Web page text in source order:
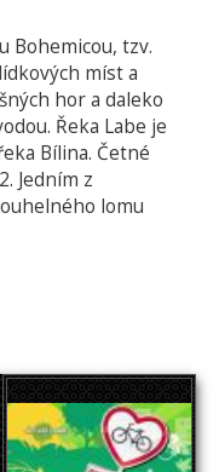
Bohemicou, tzv.
míst a
hor a daleko
Řeka Labe je
Bílina. Četné
Jedním z
lomu